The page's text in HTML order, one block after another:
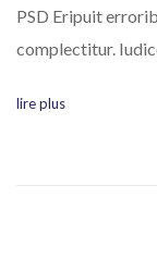
PSD Eripuit
complectitur.
lire plus